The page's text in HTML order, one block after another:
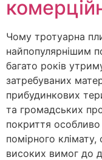
Чому тротуарна
найпопулярнішим
багато років
затребуваних
прибудинкових
та громадських
покриття
помірного
високих вимог до